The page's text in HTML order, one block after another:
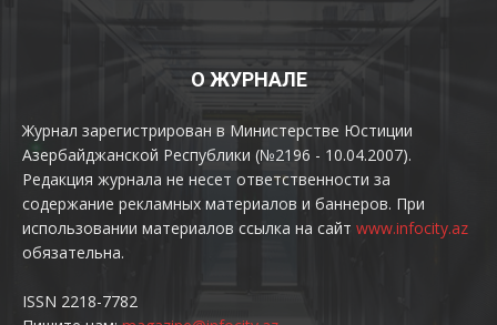
О ЖУРНАЛЕ
Журнал зарегистрирован в Министерстве Юстиции
Азербайджанской Республики (№2196 - 10.04.2007).
Редакция журнала не несет ответственности за
содержание рекламных материалов и баннеров. При
использовании материалов ссылка на сайт www.infocity.az
обязательна.
ISSN 2218-7782